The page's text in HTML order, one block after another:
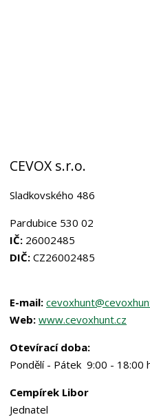
CEVOX s.r.o.
Sladkovského 486
Pardubice 530 02
IČ: 26002485
DIČ: CZ26002485
E-mail:
Web: www.cevoxhunt.cz
Otevírací doba:
Pondělí - Pátek 9:00 - 18:00
Cempírek Libor
Jednatel